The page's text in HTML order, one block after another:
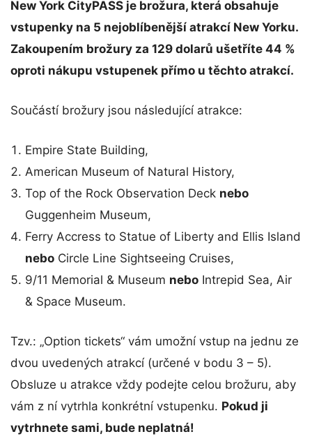
New York CityPASS je brožura, která obsahuje
vstupenky na 5 nejoblíbenější atrakcí New Yorku.
Zakoupením brožury za 129 dolarů ušetříte 44 %
oproti nákupu vstupenek přímo u těchto atrakcí.
Součástí brožury jsou následující atrakce:
Empire State Building,
American Museum of Natural History,
Top of the Rock Observation Deck nebo
Guggenheim Museum,
Ferry Accress to Statue of Liberty and Ellis Island
nebo Circle Line Sightseeing Cruises,
9/11 Memorial & Museum nebo Intrepid Sea, Air
& Space Museum.
Tzv.: „Option tickets“ vám umožní vstup na jednu ze
dvou uvedených atrakcí (určené v bodu 3 – 5).
Obsluze u atrakce vždy podejte celou brožuru, aby
vám z ní vytrhla konkrétní vstupenku. Pokud ji
vytrhnete sami, bude neplatná!